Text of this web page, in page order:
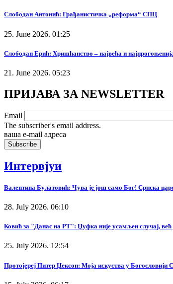
Слободан Антонић: Грађанистичка „реформа“ СПЦ
25. June 2026. 01:25
Слободан Ерић: Хришћанство – највећа и
21. June 2026. 05:23
ПРИЈАВА ЗА NEWSLETTER
Email
The subscriber's email address.
ваша е-mail адреса
Интервјуи
Валентина Булатовић: Чува је још само Бог! Српска
28. July 2026. 06:10
Ковић за "Данас на РТ": Џуфка није усамљен случај,
25. July 2026. 12:54
Протојереј Питер Џексон: Моја искуства у